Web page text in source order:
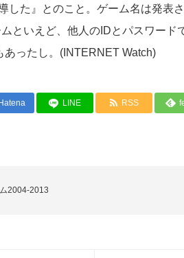
した』とのこと。ゲーム名は発表
といえど、他人のIDとパスワード
あったし。(INTERNET Watch)
Hatena LINE RSS
2004-2013